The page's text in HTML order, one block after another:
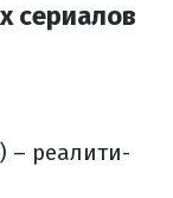
сериалов
– реалити-